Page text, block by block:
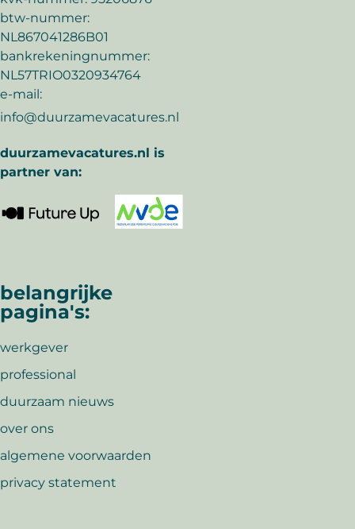
btw-nummer:
NL867041286B01
bankrekeningnummer:
NL57TRIO0320934764
e-mail:
info@duurzamevacatures.nl
duurzamevacatures.nl is
partner van:
belangrijke
pagina's:
werkgever
professional
duurzaam nieuws
over ons
algemene voorwaarden
privacy statement